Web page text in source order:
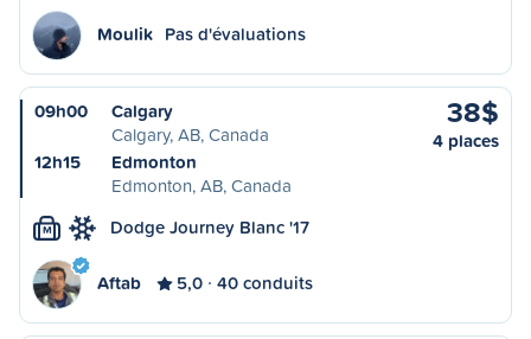
Moulik Pas d'évaluations
09h00
Calgary
Calgary, AB, Canada
12h15
Edmonton
Edmonton, AB, Canada
38$
4 places
M Dodge Journey Blanc '17
Aftab 5,0 40 conduits